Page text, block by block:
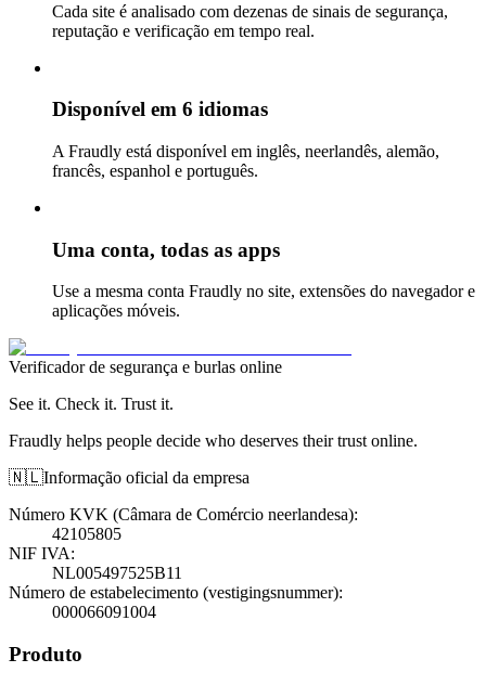
Cada site é analisado com dezenas de sinais de segurança,
reputação e verificação em tempo real.
Disponível em 6 idiomas
A Fraudly está disponível em inglês, neerlandês, alemão,
francês, espanhol e português.
Uma conta, todas as apps
Use a mesma conta Fraudly no site, extensões do navegador e
aplicações móveis.
Verificador de segurança e burlas online
See it. Check it. Trust it.
Fraudly helps people decide who deserves their trust online.
🇳🇱Informação oficial da empresa
Número KVK (Câmara de Comércio neerlandesa):
42105805
NIF IVA:
NL005497525B11
Número de estabelecimento (vestigingsnummer):
000066091004
Produto